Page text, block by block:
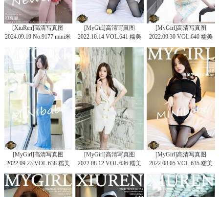
[XiuRen]高清写真图
2024.09.19 No.9177 mini米
[MyGirl]高清写真图
2022.10.14 VOL.641 糯美
[MyGirl]高清写真图
2022.09.30 VOL.640 糯美
[MyGirl]高清写真图
2022.09.23 VOL.638 糯美
子MINIbabe
[MyGirl]高清写真图
2022.08.12 VOL.636 糯美
子MINIbabe
[MyGirl]高清写真图
2022.08.05 VOL.635 糯美
子MINIbabe